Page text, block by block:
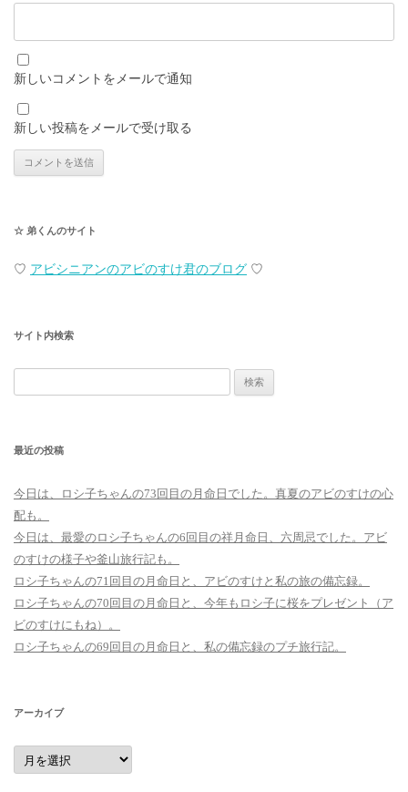
新しいコメントをメールで通知
新しい投稿をメールで受け取る
☆ 弟くんのサイト
♡ アビシニアンのアビのすけ君のブログ ♡
サイト内検索
索:
最近の投稿
今日は、ロシ子ちゃんの73回目の月命日でした。真夏のアビのすけの心
配も。
今日は、最愛のロシ子ちゃんの6回目の祥月命日、六周忌でした。アビ
のすけの様子や釜山旅行記も。
ロシ子ちゃんの71回目の月命日と、アビのすけと私の旅の備忘録。
ロシ子ちゃんの70回目の月命日と、今年もロシ子に桜をプレゼント（ア
ビのすけにもね）。
ロシ子ちゃんの69回目の月命日と、私の備忘録のプチ旅行記。
アーカイブ
ア
ー
カ